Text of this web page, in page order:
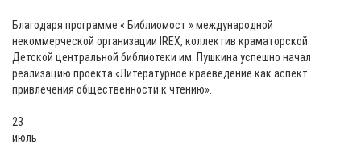
Благодаря программе « Библиомост » международной
некоммерческой организации IRЕХ, коллектив краматорской
Детской центральной библиотеки им. Пушкина успешно начал
реализацию проекта «Литературное краеведение как аспект
привлечения общественности к чтению».
23
июль